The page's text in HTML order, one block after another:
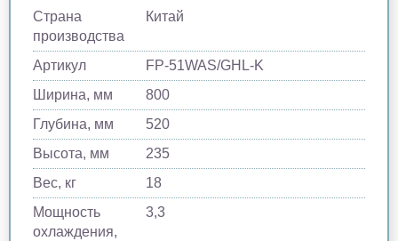
Страна
производства
Китай
Артикул
FP-51WAS/GHL-K
Ширина, мм
800
Глубина, мм
520
Высота, мм
235
Вес, кг
18
Мощность
охлаждения,
3,3